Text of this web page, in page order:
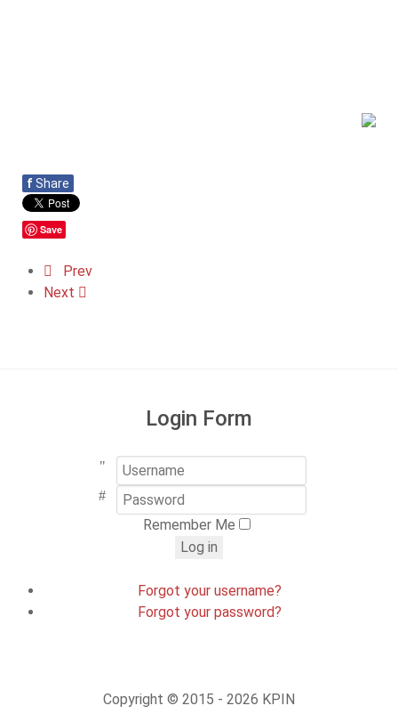
f Share
Save
Prev
Next
Login Form
Username
Password
Remember Me
Log in
Forgot your username?
Forgot your password?
Copyright © 2015 - 2026 KPIN